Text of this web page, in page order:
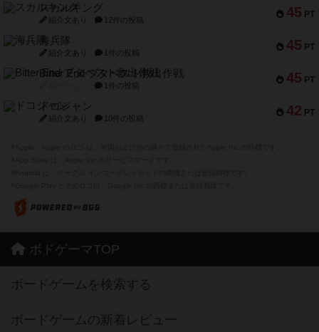
45 PT
スカルキング
紹介文あり 12件の投稿
45 PT
海兵隊
紹介文あり 1件の投稿
45 PT
Bitter End ブタペスト救出作戦
1件の投稿
42 PT
ドコジャン
紹介文あり 10件の投稿
ボドゲーマTOP
ボードゲームを検索する
ボードゲームの新着レビュー